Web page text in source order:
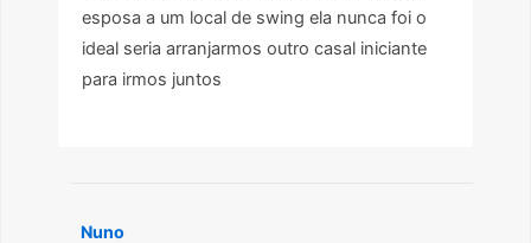
esposa a um local de swing ela nunca foi o
ideal seria arranjarmos outro casal iniciante
para irmos juntos
Nuno